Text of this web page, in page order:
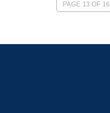
PAGE 13 OF 16